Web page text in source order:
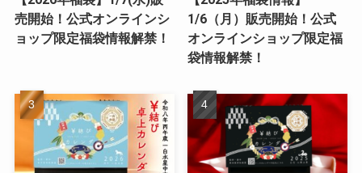
売開始！公式オンラインシ
ョップ限定福袋情報解禁！
1/6（月）販売開始！公式
オンラインショップ限定福
袋情報解禁！